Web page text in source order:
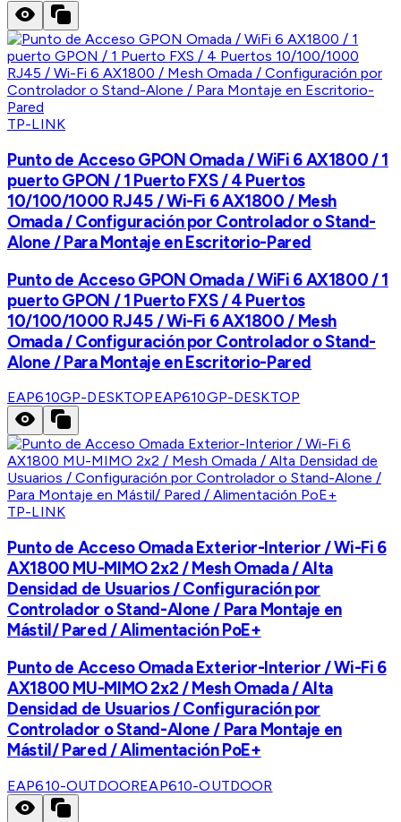
TP-LINK
Punto de Acceso GPON Omada / WiFi 6 AX1800 / 1
puerto GPON / 1 Puerto FXS / 4 Puertos
10/100/1000 RJ45 / Wi-Fi 6 AX1800 / Mesh
Omada / Configuración por Controlador o Stand-
Alone / Para Montaje en Escritorio-Pared
Punto de Acceso GPON Omada / WiFi 6 AX1800 / 1
puerto GPON / 1 Puerto FXS / 4 Puertos
10/100/1000 RJ45 / Wi-Fi 6 AX1800 / Mesh
Omada / Configuración por Controlador o Stand-
Alone / Para Montaje en Escritorio-Pared
EAP610GP-DESKTOPEAP610GP-DESKTOP
TP-LINK
Punto de Acceso Omada Exterior-Interior / Wi-Fi 6
AX1800 MU-MIMO 2x2 / Mesh Omada / Alta
Densidad de Usuarios / Configuración por
Controlador o Stand-Alone / Para Montaje en
Mástil/ Pared / Alimentación PoE+
Punto de Acceso Omada Exterior-Interior / Wi-Fi 6
AX1800 MU-MIMO 2x2 / Mesh Omada / Alta
Densidad de Usuarios / Configuración por
Controlador o Stand-Alone / Para Montaje en
Mástil/ Pared / Alimentación PoE+
EAP610-OUTDOOREAP610-OUTDOOR